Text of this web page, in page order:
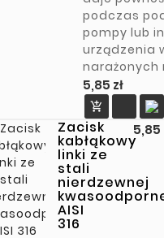
podczas
pompy lub
urządzenia
narażonych
5,85 złCena

Zacisk
kabłąkowy
linki ze
stali
nierdzewnej
AISI
316
5,85